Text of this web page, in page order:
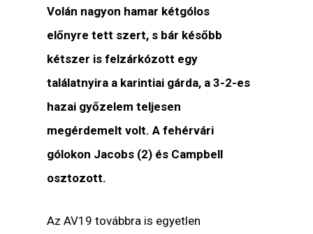
Volán nagyon hamar kétgólos
előnyre tett szert, s bár később
kétszer is felzárkózott egy
találatnyira a karintiai gárda, a 3-2-es
hazai győzelem teljesen
megérdemelt volt. A fehérvári
gólokon Jacobs (2) és Campbell
osztozott.
Az AV19 továbbra is egyetlen